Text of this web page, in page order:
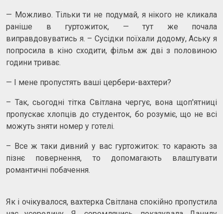
— Можливо. Тільки ти не подумай, я нікого не кликала
раніше в гуртожиток, — тут же почала
виправдовуватись я. – Сусідки поїхали додому, Аську я
попросила в кіно сходити, фільм аж дві з половиною
години триває.
— І мене пропустять ваші цербери-вахтери?
– Так, сьогодні тітка Світлана чергує, вона щоп'ятниці
пропускає хлопців до студенток, бо розуміє, що не всі
можуть зняти номер у готелі.
– Все ж таки дивний у вас гуртожиток: то карають за
пізнє повернення, то допомагають влаштувати
романтичні побачення.
Як і очікувалося, вахтерка Світлана спокійно пропустила